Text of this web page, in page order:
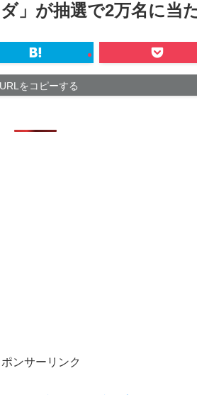
」が抽選で2万名に当た
URLをコピーする
ンサーリンク